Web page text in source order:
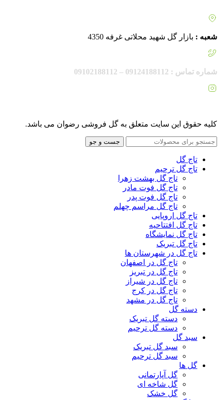
شعبه : بازار گل شهید محلاتی غرفه 4350
شماره تماس : 09124188112 – 09102188112
کلیه حقوق این سایت متعلق به گل فروشی رضوان می باشد.
جست و جو
تاج گل
تاج گل ترحیم
تاج گل بهشت زهرا
تاج گل فوت مادر
تاج گل فوت پدر
تاج گل مراسم چهلم
تاج گل اروپایی
تاج گل افتتاحیه
تاج گل نمایشگاه
تاج گل تبریک
تاج گل در شهرستان ها
تاج گل در اصفهان
تاج گل در تبریز
تاج گل در شیراز
تاج گل در کرج
تاج گل در مشهد
دسته گل
دسته گل تبریک
دسته گل ترحیم
سبد گل
سبد گل تبریک
سبد گل ترحیم
گل ها
گل آپارتمانی
گل شاخه ای
گل خشک